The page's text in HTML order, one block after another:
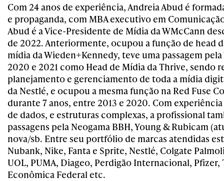
Com 24 anos de experiência, Andreia Abud é
e propaganda, com MBA executivo em
Abud é a Vice-Presidente de Mídia da WMcCann
de 2022. Anteriormente, ocupou a função de head
mídia da Wieden+Kennedy, teve uma passagem
2020 e 2021 como Head de Mídia da Thrive, sendo
planejamento e gerenciamento de toda a mídia
da Nestlé, e ocupou a mesma função na Red Fuse
durante 7 anos, entre 2013 e 2020. Com
de dados, e estruturas complexas, a profissional
passagens pela Neogama BBH, Young & Rubicam
nova/sb. Entre seu portfólio de marcas atendidas
Nubank, Nike, Fanta e Sprite, Nestlé, Colgate
UOL, PUMA, Diageo, Perdigão Internacional, Pfizer,
Econômica Federal etc.